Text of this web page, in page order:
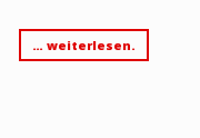
… weiterlesen.